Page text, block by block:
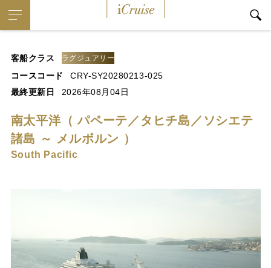
客船クラス ラグジュアリー
コースコード
CRY-SY20280213-025
最終更新日
2026年08月04日
南太平洋（ パペーテ／タヒチ島／ソシエテ
諸島 ～ メルボルン ）
South Pacific